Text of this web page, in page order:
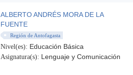
ALBERTO ANDRÉS MORA DE LA
FUENTE
Región de Antofagasta
Nivel(es): Educación Básica
Asignatura(s): Lenguaje y Comunicación